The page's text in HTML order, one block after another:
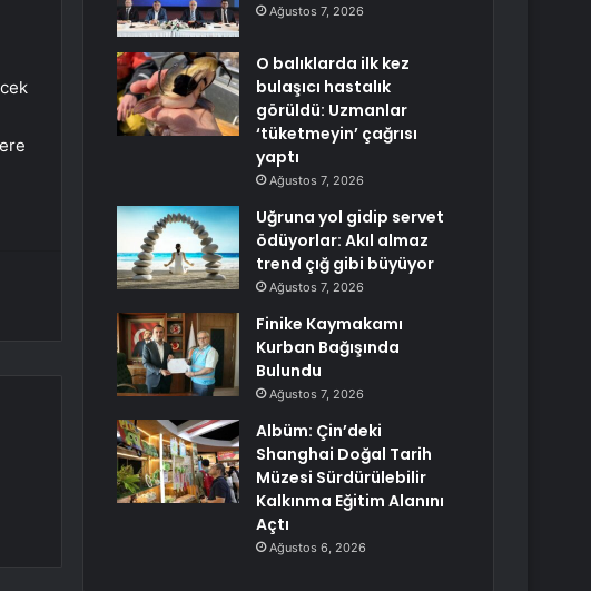
Ağustos 7, 2026
O balıklarda ilk kez
bulaşıcı hastalık
görüldü: Uzmanlar
‘tüketmeyin’ çağrısı
yaptı
Ağustos 7, 2026
Uğruna yol gidip servet
ödüyorlar: Akıl almaz
trend çığ gibi büyüyor
Ağustos 7, 2026
Finike Kaymakamı
Kurban Bağışında
Bulundu
Ağustos 7, 2026
Albüm: Çin’deki
Shanghai Doğal Tarih
Müzesi Sürdürülebilir
Kalkınma Eğitim Alanını
Açtı
Ağustos 6, 2026